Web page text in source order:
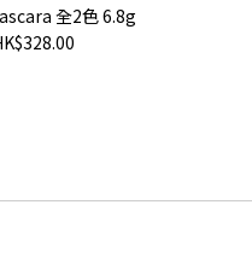
全2色 6.8g